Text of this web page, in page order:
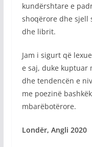
kundërshtare e
shoqërore dhe
dhe librit.
Jam i sigurt që
e saj, duke kuptuar
dhe tendencën e
me poezinë
mbarëbotërore.
Londër, Angli 2020